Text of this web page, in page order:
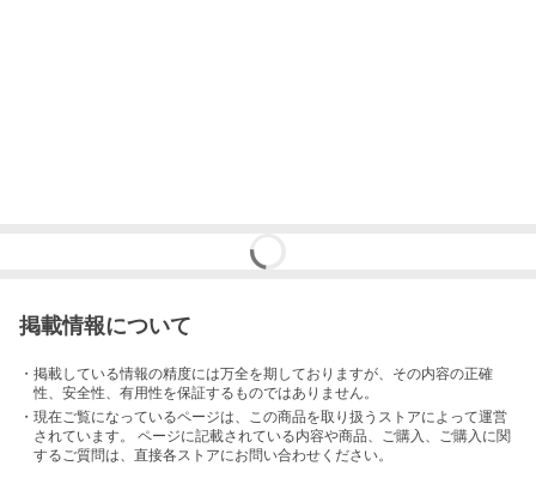
掲載情報について
・掲載している情報の精度には万全を期しておりますが、その内容の正確
性、安全性、有用性を保証するものではありません。
・現在ご覧になっているページは、この商品を取り扱うストアによって運営
されています。 ページに記載されている内容や商品、ご購入 、ご購入に関
するご質問は、直接各ストアにお問い合わせください。